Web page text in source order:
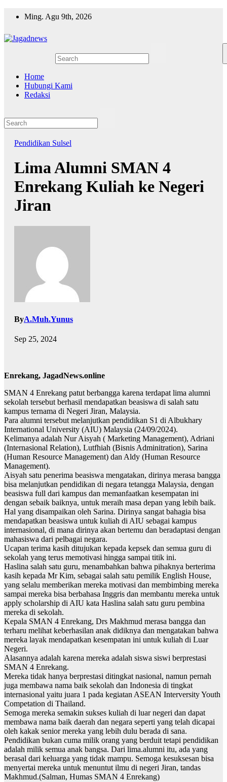
Ming. Agu 9th, 2026
Home
Hubungi Kami
Redaksi
Pendidikan Sulsel
Lima Alumni SMAN 4
Enrekang Kuliah ke Negeri
Jiran
ByA.Muh.Yunus
Sep 25, 2024
Enrekang, JagadNews.online
SMAN 4 Enrekang patut berbangga karena terdapat lima alumni
sekolah tersebut berhasil mendapatkan beasiswa di salah satu
kampus ternama di Negeri Jiran, Malaysia.
Para alumni tersebut melanjutkan pendidikan S1 di Albukhary
International University (AIU) Malaysia (24/09/2024).
Kelimanya adalah Nur Aisyah ( Marketing Management), Adriani
(Internasional Relation), Lutfhiah (Bisnis Adminitration), Sarina
(Human Resource Management) dan Aldy (Human Resource
Management).
Aisyah satu penerima beasiswa mengatakan, dirinya merasa bangga
bisa melanjutkan pendidikan di negara tetangga Malaysia, dengan
beasiswa full dari kampus dan memanfaatkan kesempatan ini
dengan sebaik baiknya, untuk meraih masa depan yang lebih baik.
Hal yang disampaikan oleh Sarina. Dirinya sangat bahagia bisa
mendapatkan beasiswa untuk kuliah di AIU sebagai kampus
internasional, di mana dirinya akan bertemu dan beradaptasi dengan
mahasiswa dari pelbagai negara.
Ucapan terima kasih ditujukan kepada kepsek dan semua guru di
sekolah yang terus memotivasi hingga sampai titik ini.
Haslina salah satu guru, menambahkan bahwa pihaknya berterima
kasih kepada Mr Kim, sebagai salah satu pemilik English House,
yang selalu memberikan mereka motivasi dan membimbing mereka
sampai mereka bisa berbahasa Inggris dan membantu mereka untuk
apply scholarship di AIU kata Haslina salah satu guru pembina
mereka di sekolah.
Kepala SMAN 4 Enrekang, Drs Makhmud merasa bangga dan
terharu melihat keberhasilan anak didiknya dan mengatakan bahwa
mereka layak mendapatkan kesempatan ini untuk kuliah di Luar
Negeri.
Alasannya adalah karena mereka adalah siswa siswi berprestasi
SMAN 4 Enrekang.
Mereka tidak hanya berprestasi ditingkat nasional, namun pernah
juga membawa nama baik sekolah dan Indonesia di tingkat
internasional yaitu juara 1 pada kegiatan ASEAN Interversity Youth
Competation di Thailand.
Semoga mereka semakin sukses kuliah di luar negeri dan dapat
membawa nama baik daerah dan negara seperti yang telah dicapai
oleh kakak senior mereka yang lebih dulu berada di sana.
Pendidikan bukan cuma milik orang yang berduit tetapi pendidikan
adalah milik semua anak bangsa. Dari lima.alumni itu, ada yang
berasal dari keluarga yang tidak mampu. Semoga kesuksesan bisa
menyertai mereka untuk menuntut ilmu di negeri Jiran, tandas
Makhmud.(Salman, Humas SMAN 4 Enrekang)